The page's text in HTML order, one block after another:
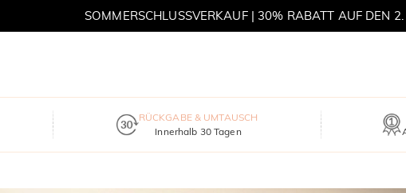
SOMMERSCHLUSSVERKAUF | 30% RABATT AUF DEN
RÜCKGABE & UMTAUSCH
Innerhalb 30 Tagen